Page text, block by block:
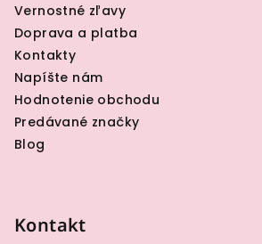
Vernostné zľavy
Doprava a platba
Kontakty
Napíšte nám
Hodnotenie obchodu
Predávané značky
Blog
Kontakt